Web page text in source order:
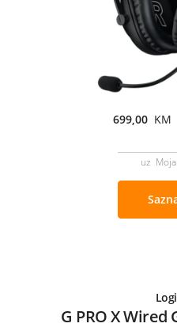
699,00 KM
uz Moja
G PRO X